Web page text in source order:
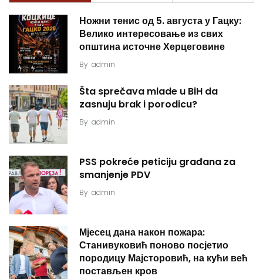
Ножни тенис од 5. августа у Гацку:
Велико интересовање из свих
општина источне Херцеговине
By admin
Šta sprečava mlade u BiH da
zasnuju brak i porodicu?
By admin
PSS pokreće peticiju građana za
smanjenje PDV
By admin
Мјесец дана након пожара:
Станивуковић поново посјетио
породицу Мајсторовић, на кући већ
постављен кров